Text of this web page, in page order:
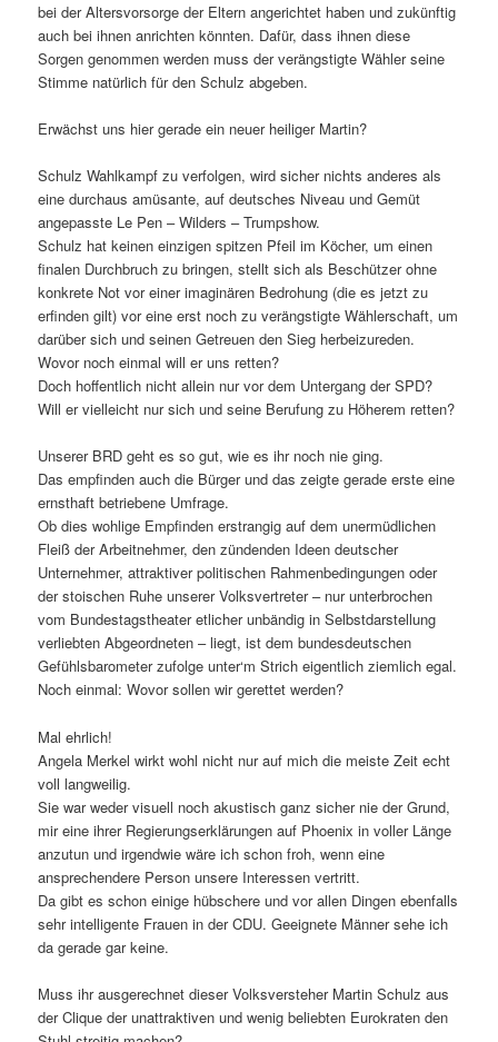
bei der Altersvorsorge der Eltern angerichtet haben und zukünftig
auch bei ihnen anrichten könnten. Dafür, dass ihnen diese
Sorgen genommen werden muss der verängstigte Wähler seine
Stimme natürlich für den Schulz abgeben.
Erwächst uns hier gerade ein neuer heiliger Martin?
Schulz Wahlkampf zu verfolgen, wird sicher nichts anderes als
eine durchaus amüsante, auf deutsches Niveau und Gemüt
angepasste Le Pen – Wilders – Trumpshow.
Schulz hat keinen einzigen spitzen Pfeil im Köcher, um einen
finalen Durchbruch zu bringen, stellt sich als Beschützer ohne
konkrete Not vor einer imaginären Bedrohung (die es jetzt zu
erfinden gilt) vor eine erst noch zu verängstigte Wählerschaft, um
darüber sich und seinen Getreuen den Sieg herbeizureden.
Wovor noch einmal will er uns retten?
Doch hoffentlich nicht allein nur vor dem Untergang der SPD?
Will er vielleicht nur sich und seine Berufung zu Höherem retten?
Unserer BRD geht es so gut, wie es ihr noch nie ging.
Das empfinden auch die Bürger und das zeigte gerade erste eine
ernsthaft betriebene Umfrage.
Ob dies wohlige Empfinden erstrangig auf dem unermüdlichen
Fleiß der Arbeitnehmer, den zündenden Ideen deutscher
Unternehmer, attraktiver politischen Rahmenbedingungen oder
der stoischen Ruhe unserer Volksvertreter – nur unterbrochen
vom Bundestagstheater etlicher unbändig in Selbstdarstellung
verliebten Abgeordneten – liegt, ist dem bundesdeutschen
Gefühlsbarometer zufolge unter‘m Strich eigentlich ziemlich egal.
Noch einmal: Wovor sollen wir gerettet werden?
Mal ehrlich!
Angela Merkel wirkt wohl nicht nur auf mich die meiste Zeit echt
voll langweilig.
Sie war weder visuell noch akustisch ganz sicher nie der Grund,
mir eine ihrer Regierungserklärungen auf Phoenix in voller Länge
anzutun und irgendwie wäre ich schon froh, wenn eine
ansprechendere Person unsere Interessen vertritt.
Da gibt es schon einige hübschere und vor allen Dingen ebenfalls
sehr intelligente Frauen in der CDU. Geeignete Männer sehe ich
da gerade gar keine.
Muss ihr ausgerechnet dieser Volksversteher Martin Schulz aus
der Clique der unattraktiven und wenig beliebten Eurokraten den